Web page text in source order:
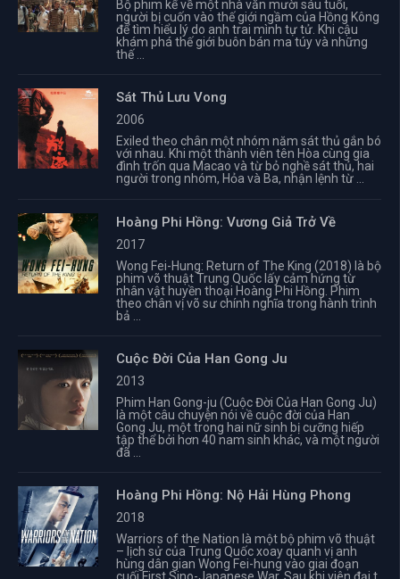
Bộ phim kể về một nhà văn mười sáu tuổi,
người bị cuốn vào thế giới ngầm của Hồng Kông
để tìm hiểu lý do anh trai mình tự tử. Khi cậu
khám phá thế giới buôn bán ma túy và những
thế ...
Sát Thủ Lưu Vong
2006
Exiled theo chân một nhóm năm sát thủ gắn bó
với nhau. Khi một thành viên tên Hòa cùng gia
đình trốn qua Macao và từ bỏ nghề sát thủ, hai
người trong nhóm, Hỏa và Ba, nhận lệnh từ ...
Hoàng Phi Hồng: Vương Giả Trở Về
2017
Wong Fei-Hung: Return of The King (2018) là bộ
phim võ thuật Trung Quốc lấy cảm hứng từ
nhân vật huyền thoại Hoàng Phi Hồng. Phim
theo chân vị võ sư chính nghĩa trong hành trình
bả ...
Cuộc Đời Của Han Gong Ju
2013
Phim Han Gong-ju (Cuộc Đời Của Han Gong Ju)
là một câu chuyện nói về cuộc đời của Han
Gong Ju, một trong hai nữ sinh bị cưỡng hiếp
tập thể bởi hơn 40 nam sinh khác, và một người
đã ...
Hoàng Phi Hồng: Nộ Hải Hùng Phong
2018
Warriors of the Nation là một bộ phim võ thuật
– lịch sử của Trung Quốc xoay quanh vị anh
hùng dân gian Wong Fei-hung vào giai đoạn